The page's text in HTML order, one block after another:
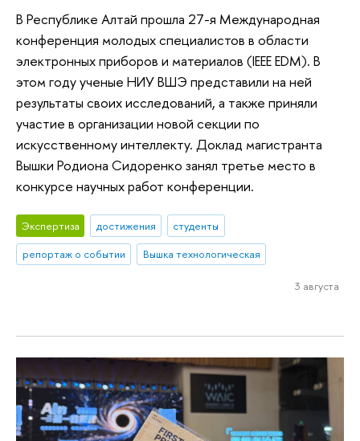
В Республике Алтай прошла 27-я Международная
конференция молодых специалистов в области
электронных приборов и материалов (IEEE EDM). В
этом году ученые НИУ ВШЭ представили на ней
результаты своих исследований, а также приняли
участие в организации новой секции по
искусственному интеллекту. Доклад магистранта
Вышки Родиона Сидоренко занял третье место в
конкурсе научных работ конференции.
Экспертиза достижения
студенты
репортаж о событии
Вышка технологическая
3 августа